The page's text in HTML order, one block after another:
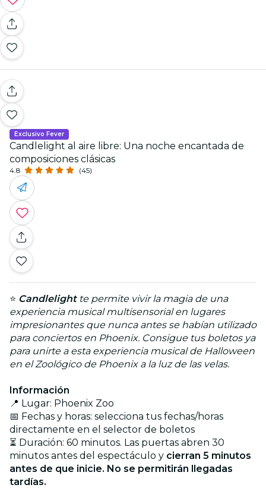
Exclusivo Fever
Candlelight al aire libre: Una noche encantada de
composiciones clásicas
4.8 (45)
⭐ Candlelightte permite vivir la magia de una
experiencia musical multisensorial en lugares
impresionantes que nunca antes se habían utilizado
para conciertos en Phoenix. Consigue tus boletos ya
para unirte a esta experiencia musical de Halloween
en el Zoológico de Phoenix a la luz de las velas.
Información
📍 Lugar: Phoenix Zoo
📅 Fechas y horas: selecciona tus fechas/horas
directamente en el selector de boletos
⏳ Duración: 60 minutos. Las puertas abren 30
minutos antes del espectáculo y cierran 5 minutos
antes de que inicie. No se permitirán llegadas
tardías.